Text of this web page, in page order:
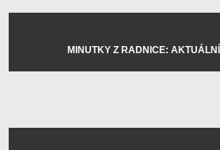
MINUTKY Z RADNICE: